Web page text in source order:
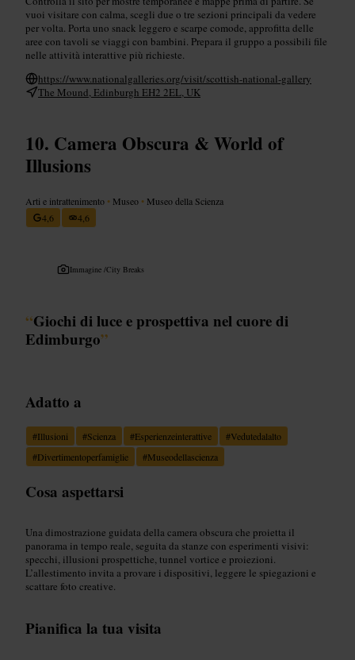
vuoi visitare con calma, scegli due o tre sezioni principali da vedere
per volta. Porta uno snack leggero e scarpe comode, approfitta delle
aree con tavoli se viaggi con bambini. Prepara il gruppo a possibili file
nelle attività interattive più richieste.
https://www.nationalgalleries.org/visit/scottish-national-gallery
The Mound, Edinburgh EH2 2EL, UK
Camera Obscura & World of
Illusions
Arti e intrattenimento • Museo • Museo della Scienza
4,6
4,6
Immagine /City Breaks
“Giochi di luce e prospettiva nel cuore di
Edimburgo”
Adatto a
#Illusioni #Scienza #Esperienzeinterattive #Vedutedalalto
#Divertimentoperfamiglie #Museodellascienza
Cosa aspettarsi
Una dimostrazione guidata della camera obscura che proietta il
panorama in tempo reale, seguita da stanze con esperimenti visivi:
specchi, illusioni prospettiche, tunnel vortice e proiezioni.
L’allestimento invita a provare i dispositivi, leggere le spiegazioni e
scattare foto creative.
Pianifica la tua visita